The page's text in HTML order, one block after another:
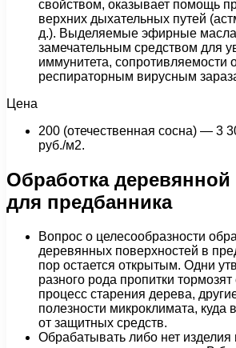
свойством, оказывает помощь
верхних дыхательных путей
д.). Выделяемые эфирные
замечательным средством для
иммунитета, сопротивляемости
респираторным вирусным
Цена
200 (отечественная сосна) — 3
руб./м2.
Обработка деревянной
для предбанника
Вопрос о целесообразности
деревянных поверхностей в
пор остается открытым. Одни
разного рода пропитки
процесс старения дерева,
полезности микроклимата, куда
от защитных средств.
Обрабатывать либо нет